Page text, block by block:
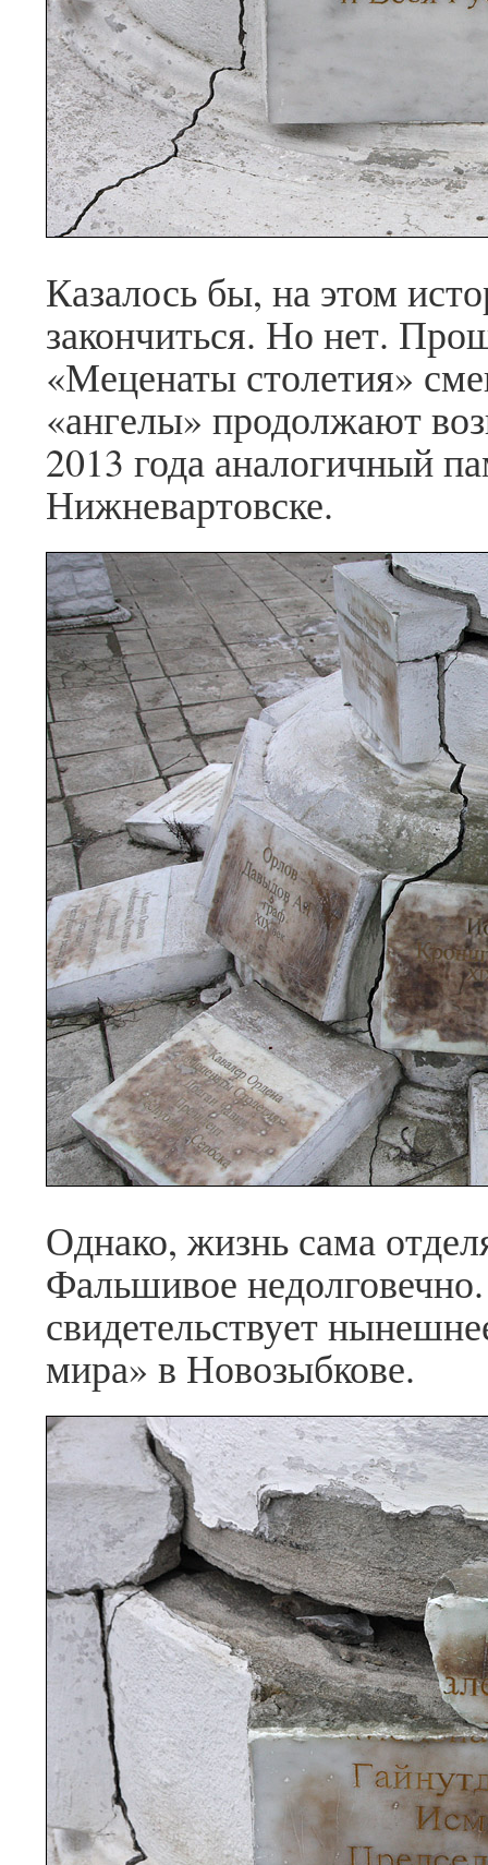
Казалось бы, на этом
закончиться. Но нет.
«Меценаты столетия»
«ангелы» продолжают
2013 года аналогичный
Нижневартовске.
Однако, жизнь сама
Фальшивое
свидетельствует
мира» в Новозыбкове.